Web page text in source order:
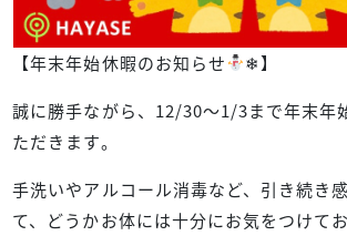
【年末年始休暇のお知らせ ❄︎】
誠に勝手ながら、12/30〜1/3まで年末年
ただきます。
手洗いやアルコール消毒など、引き続き
て、どうかお体には十分にお気をつけて